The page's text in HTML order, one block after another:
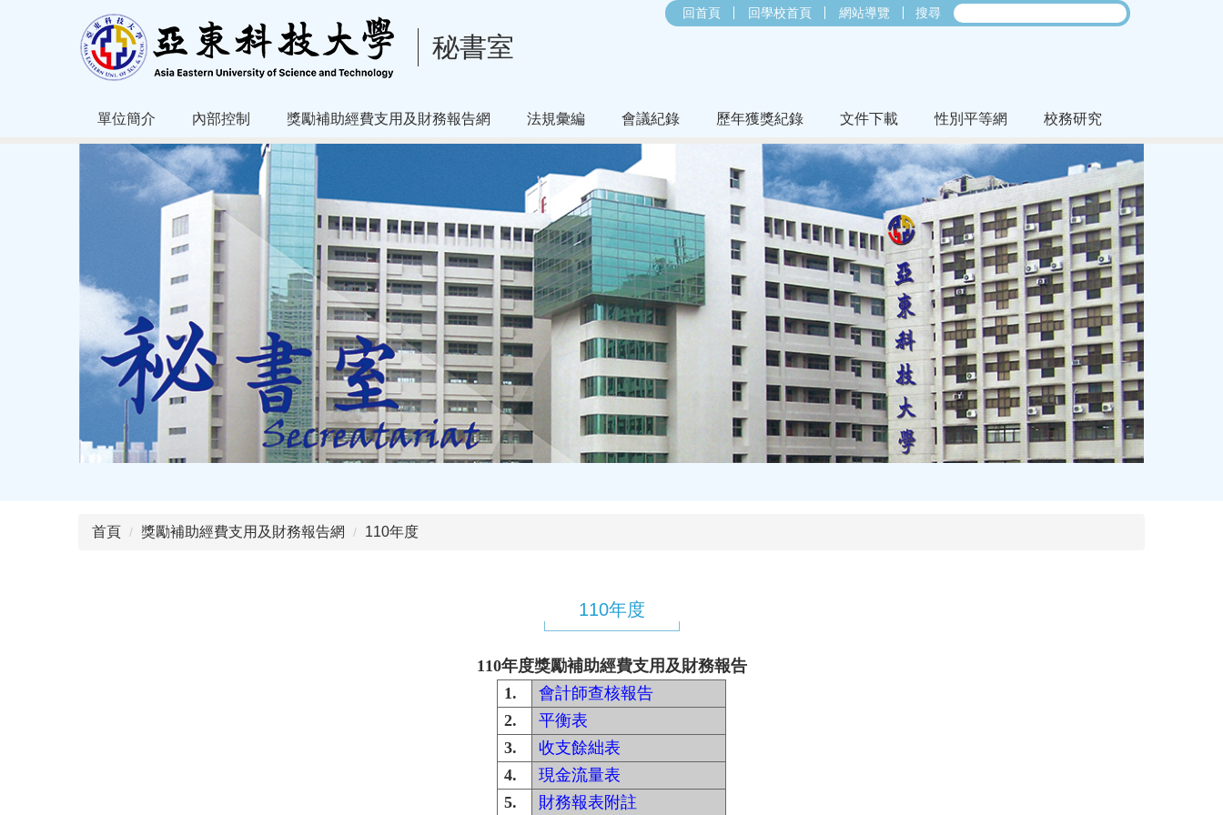
秘書室
回首頁 回學校首頁 網站導覽 搜尋
單位簡介 內部控制 獎勵補助經費支用及財務報告網 法規彙編 會議紀錄 歷年獲獎紀錄 文件下載 性別平等網 校務研究
首頁 獎勵補助經費支用及財務報告網 110年度
110年度
110年度獎勵補助經費支用及財務報告
1.
會計師查核報告
2.
平衡表
3.
收支餘絀表
4.
現金流量表
5.
財務報表附註